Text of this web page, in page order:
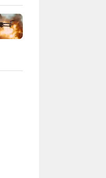
chytrý způsob, jak se